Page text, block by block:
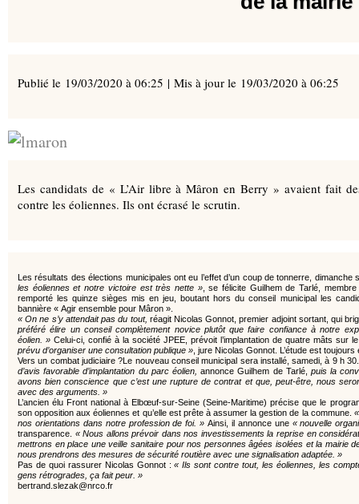
Publié le 19/03/2020 à 06:25 | Mis à jour le 19/03/2020 à 06:25
Les candidats de « L’Air libre à Mâron en Berry » avaient fait
contre les éoliennes. Ils ont écrasé le scrutin.
Les résultats des élections municipales ont eu l’effet d’un coup de tonnerre, dimanche
les éoliennes et notre victoire est très nette », se félicite Guilhem de Tarlé,
remporté les quinze sièges mis en jeu, boutant hors du conseil municipal les
bannière « Agir ensemble pour Mâron ».
« On ne s’y attendait pas du tout, réagit Nicolas Gonnot, premier adjoint sortant, qui
préféré élire un conseil complètement novice plutôt que faire confiance à notre
éolien. » Celui-ci, confié à la société JPEE, prévoit l’implantation de quatre mâts sur
prévu d’organiser une consultation publique » , jure Nicolas Gonnot. L’étude est
Vers un combat judiciaire ?Le nouveau conseil municipal sera installé, samedi, à 9 h
d’avis favorable d’implantation du parc éolien, annonce Guilhem de Tarlé, puis la
avons bien conscience que c’est une rupture de contrat et que, peut-être, nous
avec des arguments. »
L’ancien élu Front national à Elbœuf-sur-Seine (Seine-Maritime) précise que le
son opposition aux éoliennes et qu’elle est prête à assumer la gestion de la commune.
nos orientations dans notre profession de foi. » Ainsi, il annonce une « nouvelle
transparence. « Nous allons prévoir dans nos investissements la reprise en
mettrons en place une veille sanitaire pour nos personnes âgées isolées et la mairie
nous prendrons des mesures de sécurité routière avec une signalisation adaptée. »
Pas de quoi rassurer Nicolas Gonnot :« Ils sont contre tout, les éoliennes, les
gens rétrogrades, ça fait peur. »
bertrand.slezak@nrco.fr